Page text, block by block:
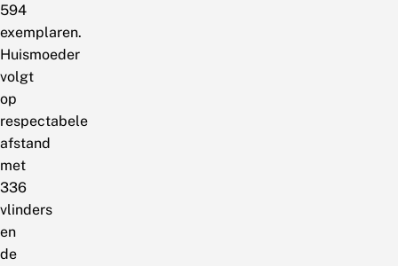
594
exemplaren.
Huismoeder
volgt
op
respectabele
afstand
met
336
vlinders
en
de